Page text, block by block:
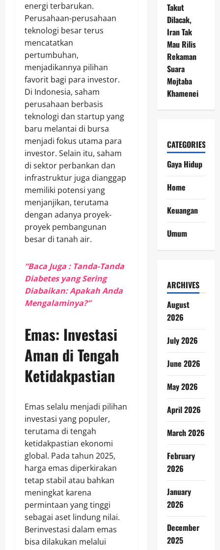
energi terbarukan.
Perusahaan-perusahaan
teknologi besar terus
mencatatkan
pertumbuhan,
menjadikannya pilihan
favorit bagi para investor.
Di Indonesia, saham
perusahaan berbasis
teknologi dan startup yang
baru melantai di bursa
menjadi fokus utama para
investor. Selain itu, saham
di sektor perbankan dan
infrastruktur juga dianggap
memiliki potensi yang
menjanjikan, terutama
dengan adanya proyek-
proyek pembangunan
besar di tanah air.
“Baca Juga : Tanda-Tanda
Diabetes yang Sering
Diabaikan: Apakah Anda
Mengalaminya?”
Emas: Investasi
Aman di Tengah
Ketidakpastian
Emas selalu menjadi pilihan
investasi yang populer,
terutama di tengah
ketidakpastian ekonomi
global. Pada tahun 2025,
harga emas diperkirakan
tetap stabil atau bahkan
meningkat karena
permintaan yang tinggi
sebagai aset lindung nilai.
Berinvestasi dalam emas
bisa dilakukan melalui
Takut
Dilacak,
Iran Tak
Mau Rilis
Rekaman
Suara
Mojtaba
Khamenei
CATEGORIES
Gaya Hidup
Home
Keuangan
Umum
ARCHIVES
August
2026
July 2026
June 2026
May 2026
April 2026
March 2026
February
2026
January
2026
December
2025